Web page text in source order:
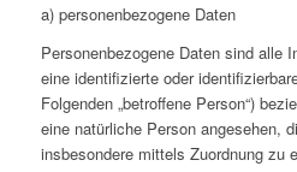
a) personenbezogene Daten
Personenbezogene Daten sind alle
eine identifizierte oder
Folgenden „betroffene Person“)
eine natürliche Person angesehen,
insbesondere mittels Zuordnung zu